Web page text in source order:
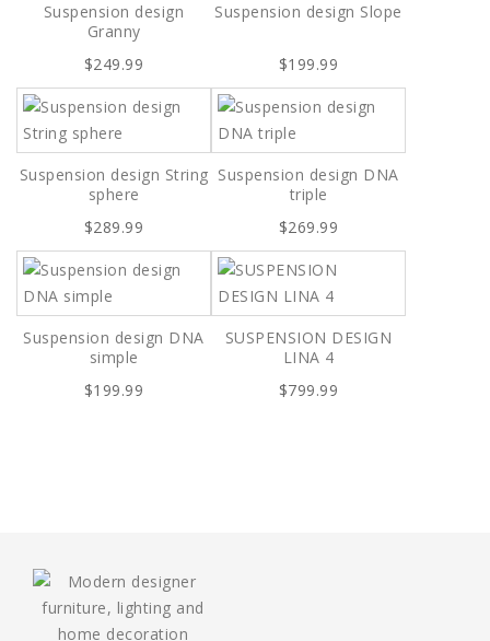
Suspension design
Granny
$249.99
Suspension design Slope
$199.99
Suspension design String
sphere
$289.99
Suspension design DNA
triple
$269.99
Suspension design DNA
simple
$199.99
SUSPENSION DESIGN
LINA 4
$799.99